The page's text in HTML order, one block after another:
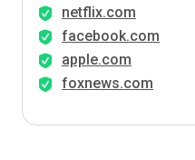
netflix.com
facebook.com
apple.com
foxnews.com